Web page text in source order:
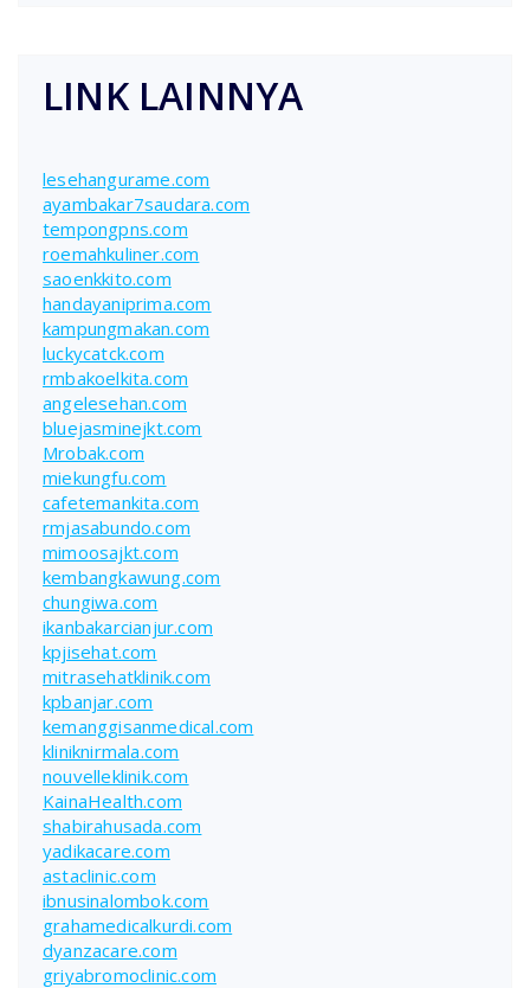
LINK LAINNYA
lesehangurame.com
ayambakar7saudara.com
tempongpns.com
roemahkuliner.com
saoenkkito.com
handayaniprima.com
kampungmakan.com
luckycatck.com
rmbakoelkita.com
angelesehan.com
bluejasminejkt.com
Mrobak.com
miekungfu.com
cafetemankita.com
rmjasabundo.com
mimoosajkt.com
kembangkawung.com
chungiwa.com
ikanbakarcianjur.com
kpjisehat.com
mitrasehatklinik.com
kpbanjar.com
kemanggisanmedical.com
kliniknirmala.com
nouvelleklinik.com
KainaHealth.com
shabirahusada.com
yadikacare.com
astaclinic.com
ibnusinalombok.com
grahamedicalkurdi.com
dyanzacare.com
griyabromoclinic.com